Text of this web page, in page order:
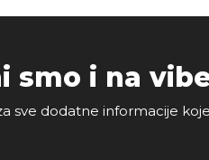
smo i na
sve dodatne informacije